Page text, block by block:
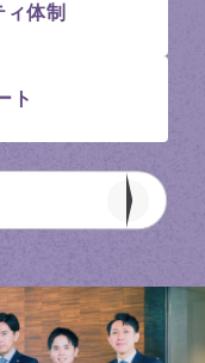
ィ体制
ト